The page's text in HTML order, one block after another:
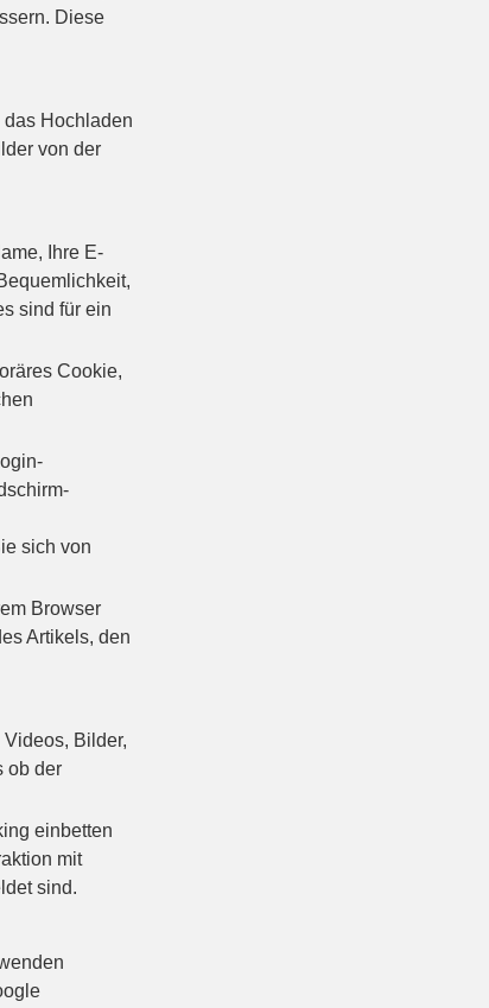
Diese
Hochladen
von der
Ihre E-
sind für ein
Cookie,
sich von
Browser
Artikels, den
Bilder,
ob der
einbetten
mit
sind.